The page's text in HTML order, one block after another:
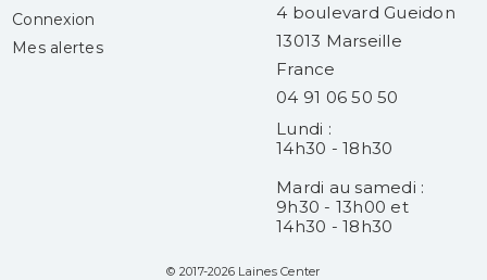
Connexion
Mes alertes
4 boulevard Gueidon
13013 Marseille
France
04 91 06 50 50
Lundi :
14h30 - 18h30
Mardi au samedi :
9h30 - 13h00 et
14h30 - 18h30
© 2017-2026 Laines Center